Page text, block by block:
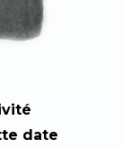
date